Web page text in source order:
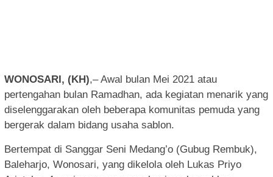
WONOSARI, (KH),– Awal bulan Mei 2021 atau
pertengahan bulan Ramadhan, ada kegiatan menarik yang
diselenggarakan oleh beberapa komunitas pemuda yang
bergerak dalam bidang usaha sablon.
Bertempat di Sanggar Seni Medang’o (Gubug Rembuk),
Baleharjo, Wonosari, yang dikelola oleh Lukas Priyo